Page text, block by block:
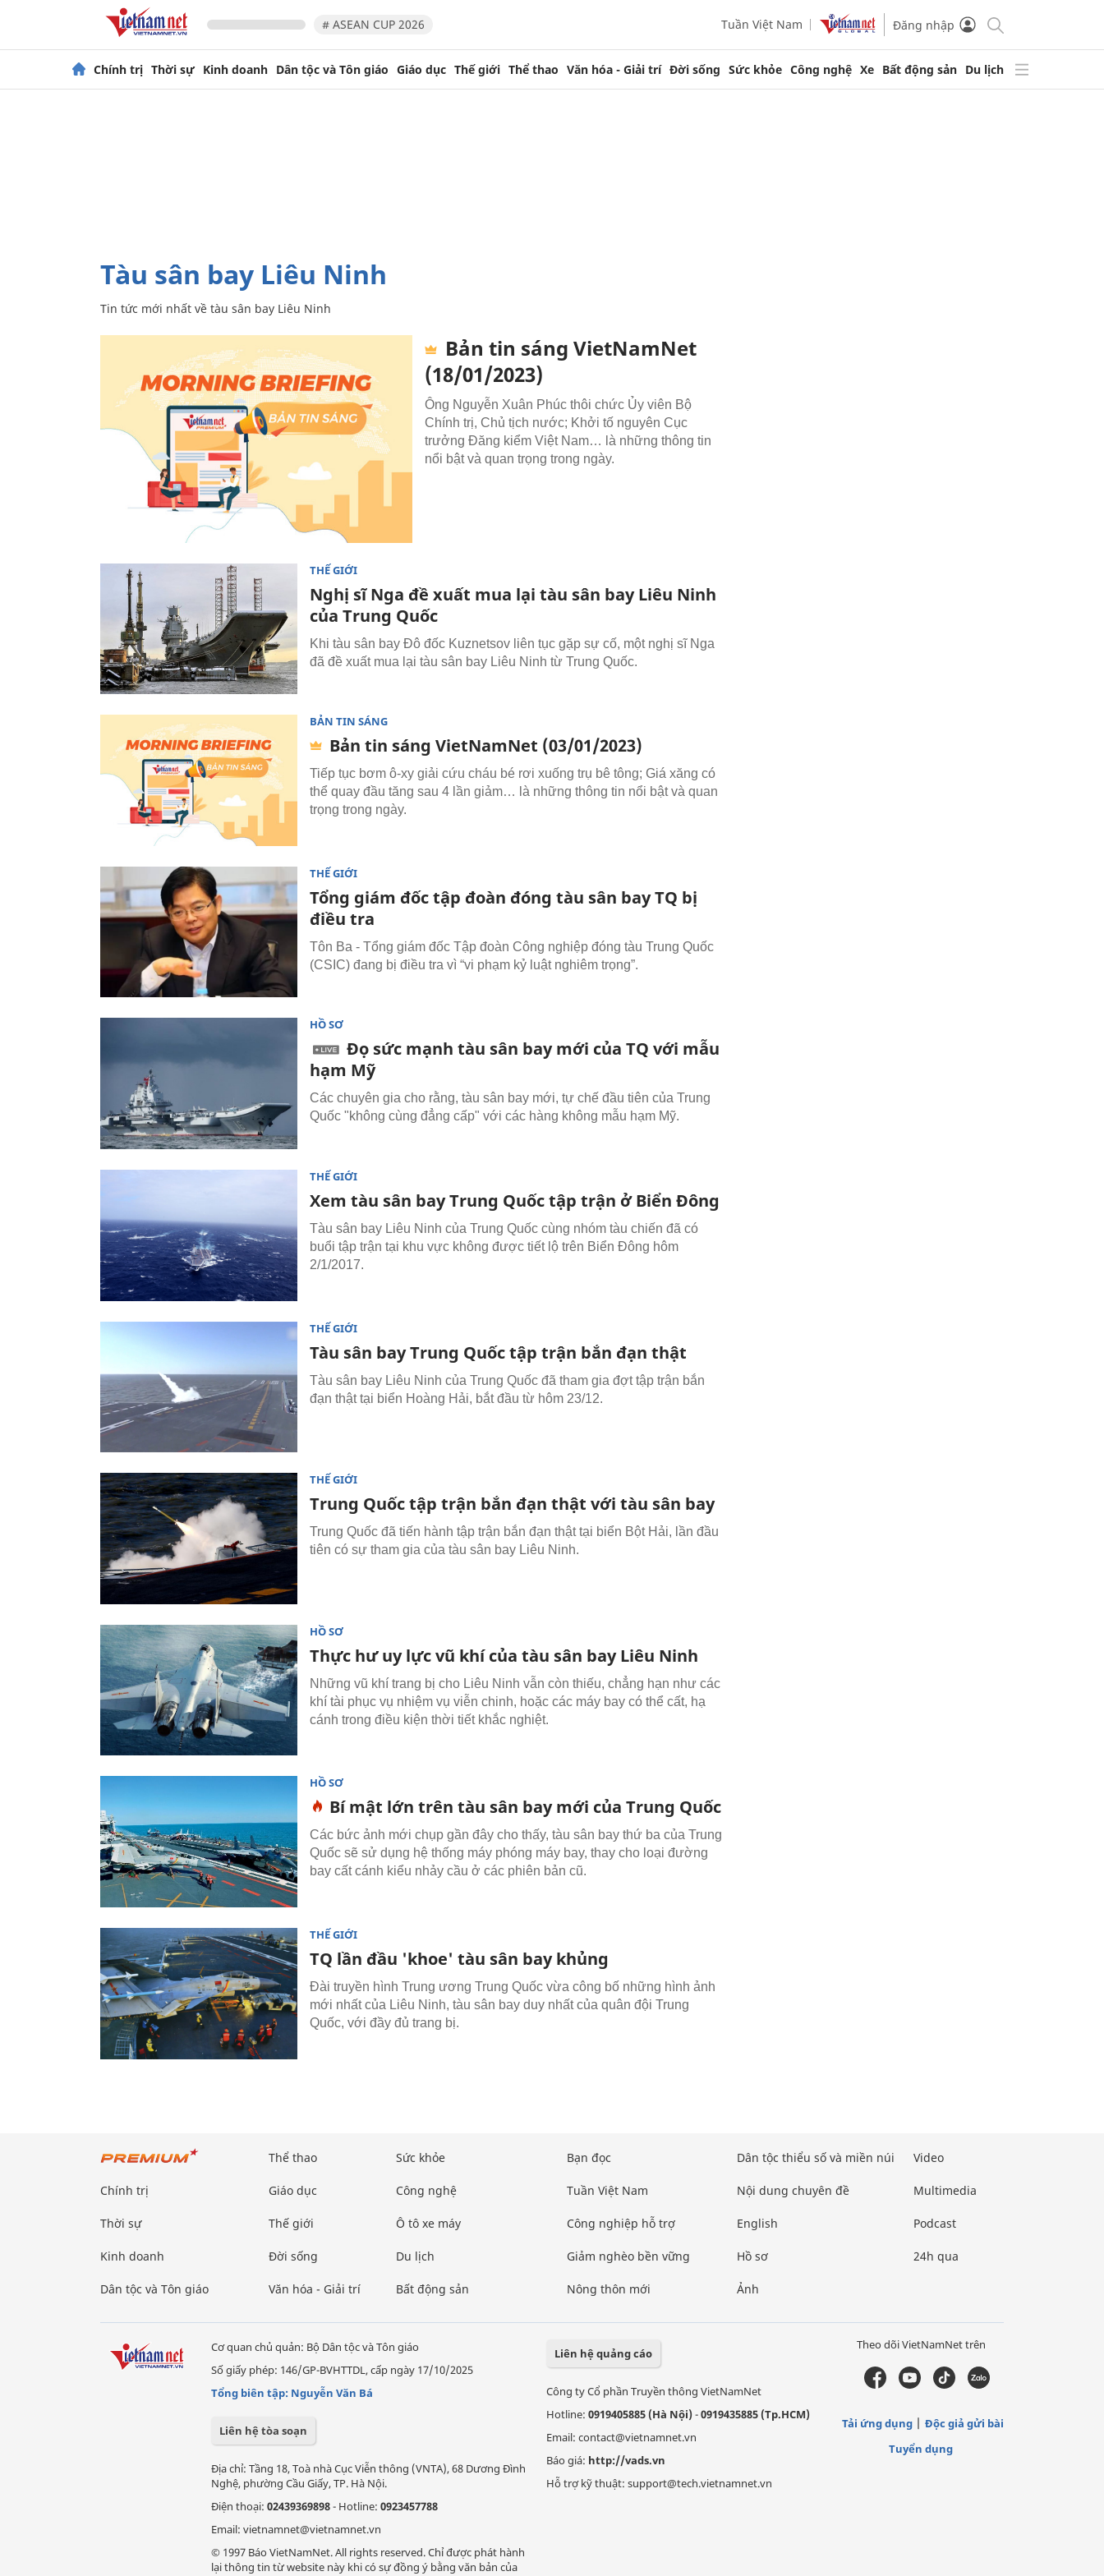
# ASEAN CUP 2026 Tuần Việt Nam Đăng nhập
Chính trị Thời sự Kinh doanh Dân tộc và Tôn giáo Giáo dục Thế giới Thể thao Văn hóa - Giải trí Đời sống Sức khỏe Công nghệ Xe Bất động sản Du lịch
tàu sân bay Liêu Ninh
Tin tức mới nhất về tàu sân bay Liêu Ninh
Bản tin sáng VietNamNet
(18/01/2023)
Ông Nguyễn Xuân Phúc thôi chức Ủy viên Bộ
Chính trị, Chủ tịch nước; Khởi tố nguyên Cục
trưởng Đăng kiểm Việt Nam… là những thông tin
nổi bật và quan trọng trong ngày.
THẾ GIỚI
Nghị sĩ Nga đề xuất mua lại tàu sân bay Liêu Ninh
của Trung Quốc
Khi tàu sân bay Đô đốc Kuznetsov liên tục gặp sự cố, một nghị sĩ Nga
đã đề xuất mua lại tàu sân bay Liêu Ninh từ Trung Quốc.
BẢN TIN SÁNG
Bản tin sáng VietNamNet (03/01/2023)
Tiếp tục bơm ô-xy giải cứu cháu bé rơi xuống trụ bê tông; Giá xăng có
thể quay đầu tăng sau 4 lần giảm… là những thông tin nổi bật và quan
trọng trong ngày.
THẾ GIỚI
Tổng giám đốc tập đoàn đóng tàu sân bay TQ bị
điều tra
Tôn Ba - Tổng giám đốc Tập đoàn Công nghiệp đóng tàu Trung Quốc
(CSIC) đang bị điều tra vì “vi phạm kỷ luật nghiêm trọng”.
HỒ SƠ
Đọ sức mạnh tàu sân bay mới của TQ với mẫu
hạm Mỹ
Các chuyên gia cho rằng, tàu sân bay mới, tự chế đầu tiên của Trung
Quốc "không cùng đẳng cấp" với các hàng không mẫu hạm Mỹ.
THẾ GIỚI
Xem tàu sân bay Trung Quốc tập trận ở Biển Đông
Tàu sân bay Liêu Ninh của Trung Quốc cùng nhóm tàu chiến đã có
buổi tập trận tại khu vực không được tiết lộ trên Biển Đông hôm
2/1/2017.
THẾ GIỚI
Tàu sân bay Trung Quốc tập trận bắn đạn thật
Tàu sân bay Liêu Ninh của Trung Quốc đã tham gia đợt tập trận bắn
đạn thật tại biển Hoàng Hải, bắt đầu từ hôm 23/12.
THẾ GIỚI
Trung Quốc tập trận bắn đạn thật với tàu sân bay
Trung Quốc đã tiến hành tập trận bắn đạn thật tại biển Bột Hải, lần đầu
tiên có sự tham gia của tàu sân bay Liêu Ninh.
HỒ SƠ
Thực hư uy lực vũ khí của tàu sân bay Liêu Ninh
Những vũ khí trang bị cho Liêu Ninh vẫn còn thiếu, chẳng hạn như các
khí tài phục vụ nhiệm vụ viễn chinh, hoặc các máy bay có thể cất, hạ
cánh trong điều kiện thời tiết khắc nghiệt.
HỒ SƠ
Bí mật lớn trên tàu sân bay mới của Trung Quốc
Các bức ảnh mới chụp gần đây cho thấy, tàu sân bay thứ ba của Trung
Quốc sẽ sử dụng hệ thống máy phóng máy bay, thay cho loại đường
bay cất cánh kiểu nhảy cầu ở các phiên bản cũ.
THẾ GIỚI
TQ lần đầu 'khoe' tàu sân bay khủng
Đài truyền hình Trung ương Trung Quốc vừa công bố những hình ảnh
mới nhất của Liêu Ninh, tàu sân bay duy nhất của quân đội Trung
Quốc, với đầy đủ trang bị.
Chính trị
Thời sự
Kinh doanh
Dân tộc và Tôn giáo
Thể thao
Giáo dục
Thế giới
Đời sống
Văn hóa - Giải trí
Sức khỏe
Công nghệ
Ô tô xe máy
Du lịch
Bất động sản
Bạn đọc
Tuần Việt Nam
Công nghiệp hỗ trợ
Giảm nghèo bền vững
Nông thôn mới
Dân tộc thiểu số và miền núi
Nội dung chuyên đề
English
Hồ sơ
Ảnh
Video
Multimedia
Podcast
24h qua
Cơ quan chủ quản: Bộ Dân tộc và Tôn giáo
Số giấy phép: 146/GP-BVHTTDL, cấp ngày 17/10/2025
Tổng biên tập: Nguyễn Văn Bá
Liên hệ tòa soạn
Địa chỉ: Tầng 18, Toà nhà Cục Viễn thông (VNTA), 68 Dương Đình
Nghệ, phường Cầu Giấy, TP. Hà Nội.
Điện thoại: 02439369898- Hotline: 0923457788
Email: vietnamnet@vietnamnet.vn
© 1997 Báo VietNamNet. All rights reserved. Chỉ được phát hành
lại thông tin từ website này khi có sự đồng ý bằng văn bản của
Liên hệ quảng cáo
Công ty Cổ phần Truyền thông VietNamNet
Hotline: 0919405885 (Hà Nội)-0919435885 (Tp.HCM)
Email: contact@vietnamnet.vn
Báo giá: http://vads.vn
Hỗ trợ kỹ thuật: support@tech.vietnamnet.vn
Theo dõi VietNamNet trên
Tải ứng dụng
Độc giả gửi bài
Tuyển dụng